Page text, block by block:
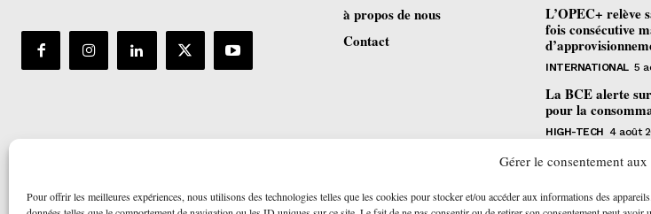
Gérer le consentement
Pour offrir les meilleures expériences, nous utilisons des technologies telles que les cookies pour stocker et/ou accéder aux informations des
à propos de nous
Contact
L’OPEC+ relève
fois consécutive
INTERNATIONAL 5
La BCE alerte
pour la
HIGH-TECH 4 août
Bourse de Tunis :
ENTREPRISES 4